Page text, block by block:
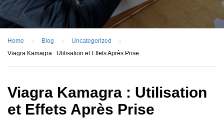
Home Blog
Uncategorized
Viagra Kamagra : Utilisation et Effets Après Prise
Viagra Kamagra : Utilisation
et Effets Après Prise